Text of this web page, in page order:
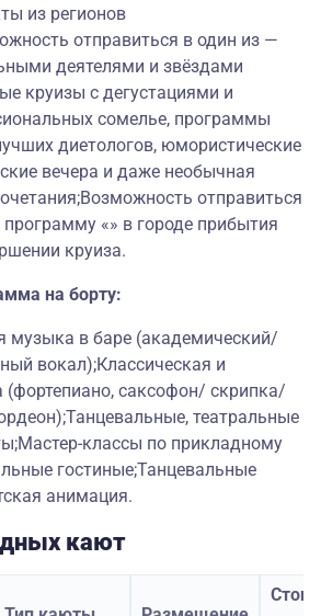
из регионов
отправиться в один из —
деятелями и звёздами
круизы с дегустациями и
сомелье, программы
диетологов, юмористические
вечера и даже необычная
отправиться
«» в городе прибытия
круиза.
на борту:
музыка в баре (академический/
вокал);Классическая и
саксофон/ скрипка/
театральные
классы по прикладному
гостиные;Танцевальные
анимация.
кают